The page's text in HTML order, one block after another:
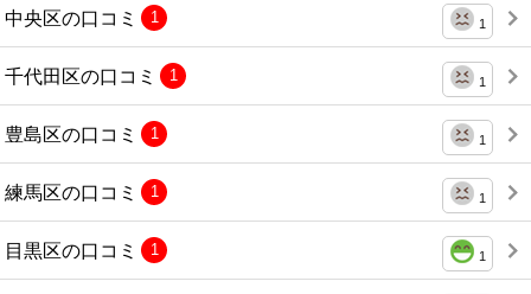
中央区の口コミ 1
1
千代田区の口コミ 1
1
豊島区の口コミ 1
1
練馬区の口コミ 1
1
目黒区の口コミ 1
1